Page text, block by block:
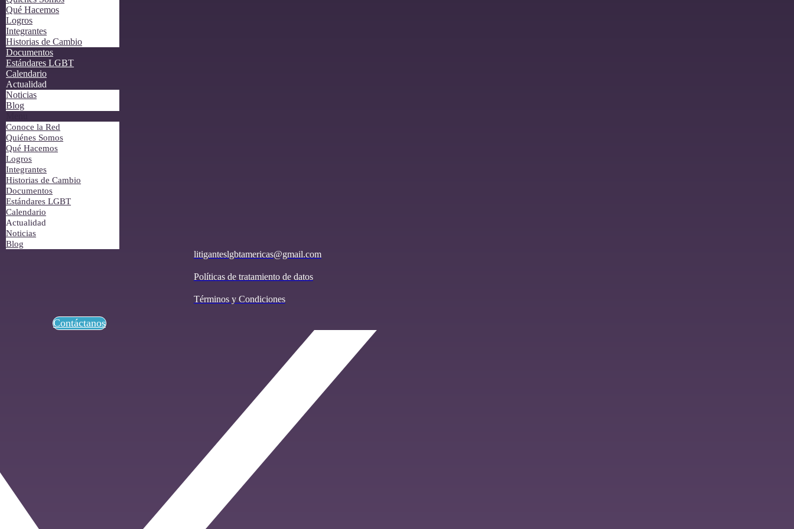
Qué Hacemos
Logros
Integrantes
Historias de Cambio
Documentos
Estándares LGBT
Calendario
Actualidad
Noticias
Blog
Conoce la Red
Quiénes Somos
Qué Hacemos
Logros
Integrantes
Historias de Cambio
Documentos
Estándares LGBT
Calendario
Actualidad
Noticias
Blog
litiganteslgbtamericas@gmail.com
Políticas de tratamiento de datos
Términos y Condiciones
Contáctanos